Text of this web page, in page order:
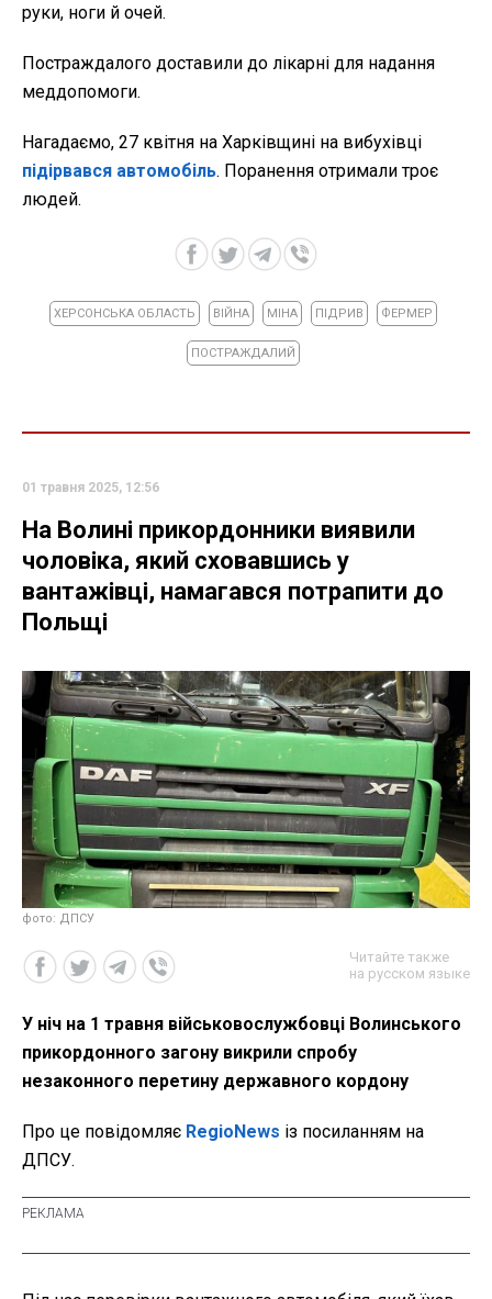
руки, ноги й очей.
Постраждалого доставили до лікарні для надання
меддопомоги.
Нагадаємо, 27 квітня на Харківщині на вибухівці
підірвався автомобіль. Поранення отримали троє
людей.
ХЕРСОНСЬКА ОБЛАСТЬ ВІЙНА МІНА ПІДРИВ ФЕРМЕР
ПОСТРАЖДАЛИЙ
01 травня 2025, 12:56
На Волині прикордонники виявили
чоловіка, який сховавшись у
вантажівці, намагався потрапити до
Польщі
фото: ДПСУ
Читайте также
на русском языке
У ніч на 1 травня військовослужбовці Волинського
прикордонного загону викрили спробу
незаконного перетину державного кордону
Про це повідомляє RegioNews із посиланням на
ДПСУ.